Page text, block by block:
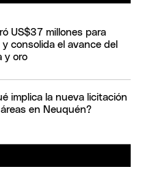
US$37 millones para
consolida el avance del
y oro
implica la nueva licitación
en Neuquén?